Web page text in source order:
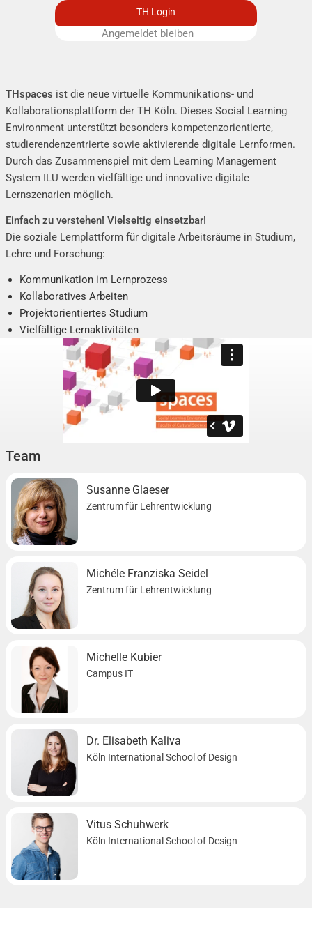
THspaces ist die neue virtuelle Kommunikations- und
Kollaborationsplattform der TH Köln. Dieses Social Learning
Environment unterstützt besonders kompetenzorientierte,
studierendenzentrierte sowie aktivierende digitale Lernformen.
Durch das Zusammenspiel mit dem Learning Management
System ILU werden vielfältige und innovative digitale
Lernszenarien möglich.
Einfach zu verstehen! Vielseitig einsetzbar!
Die soziale Lernplattform für digitale Arbeitsräume in Studium,
Lehre und Forschung:
Kommunikation im Lernprozess
Kollaboratives Arbeiten
Projektorientiertes Studium
Vielfältige Lernaktivitäten
Vernetzung mit Akteuren an der Hochschule
Präsentation von Ergebnissen
TH Login
Angemeldet bleiben
Team
Susanne Glaeser
Zentrum für Lehrentwicklung
Michéle Franziska Seidel
Zentrum für Lehrentwicklung
Michelle Kubier
Campus IT
Dr. Elisabeth Kaliva
Köln International School of Design
Vitus Schuhwerk
Köln International School of Design